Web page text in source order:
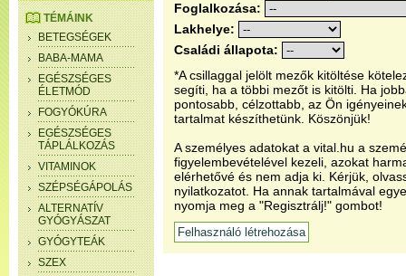
TÉMÁINK
BETEGSÉGEK
BABA-MAMA
EGÉSZSÉGES
ÉLETMÓD
FOGYÓKÚRA
EGÉSZSÉGES
TÁPLÁLKOZÁS
VITAMINOK
SZÉPSÉGÁPOLÁS
ALTERNATÍV
GYÓGYÁSZAT
GYÓGYTEÁK
SZEX
Foglalkozása:
Lakhelye:
Családi állapota:
*A csillaggal jelölt mezők kitöltése
segíti, ha a többi mezőt is kitölti. Ha
pontosabb, célzottabb, az Ön
tartalmat készíthetünk. Köszönjük!
A személyes adatokat a vital.hu a
figyelembevételével kezeli, azokat
elérhetővé és nem adja ki. Kérjük,
nyilatkozatot. Ha annak tartalmával
nyomja meg a "Regisztrálj!" gombot!